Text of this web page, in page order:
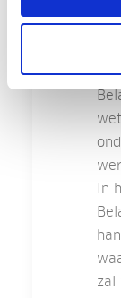
In
zal